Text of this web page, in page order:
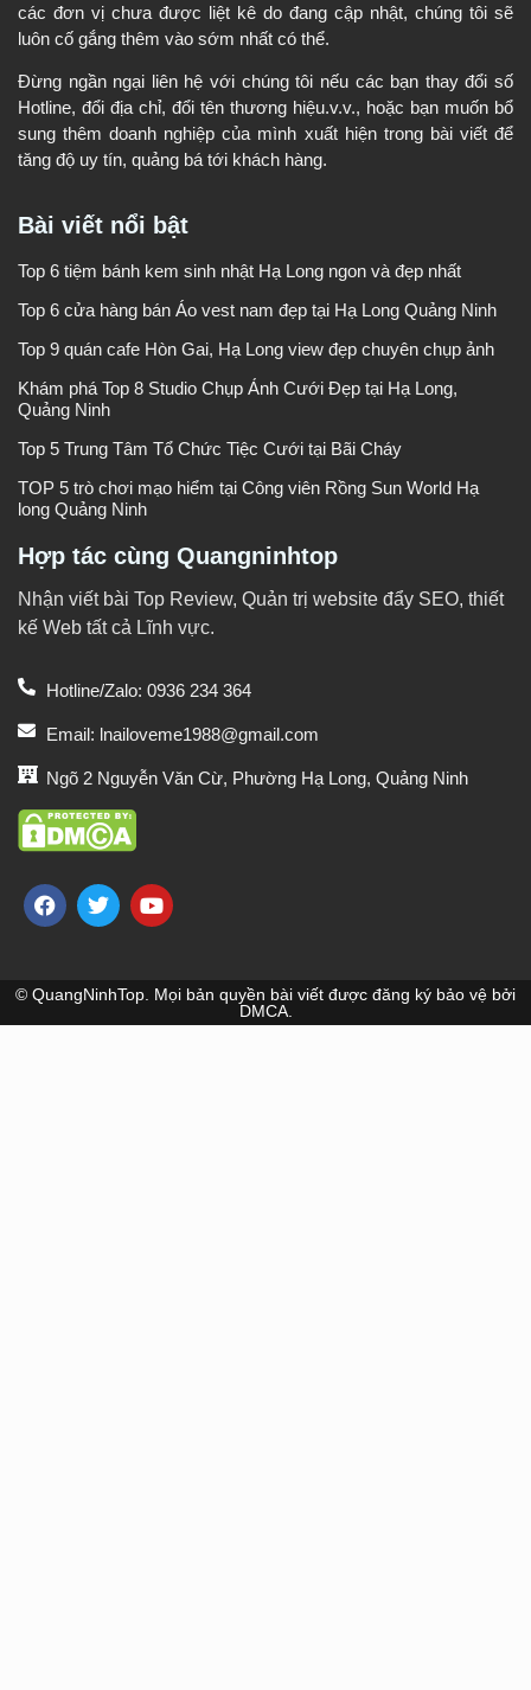
các đơn vị chưa được liệt kê do đang cập nhật, chúng tôi sẽ
luôn cố gắng thêm vào sớm nhất có thể.
Đừng ngần ngại liên hệ với chúng tôi nếu các bạn thay đổi số
Hotline, đổi địa chỉ, đổi tên thương hiệu.v.v., hoặc bạn muốn bổ
sung thêm doanh nghiệp của mình xuất hiện trong bài viết để
tăng độ uy tín, quảng bá tới khách hàng.
Bài viết nổi bật
Top 6 tiệm bánh kem sinh nhật Hạ Long ngon và đẹp nhất
Top 6 cửa hàng bán Áo vest nam đẹp tại Hạ Long Quảng Ninh
Top 9 quán cafe Hòn Gai, Hạ Long view đẹp chuyên chụp ảnh
Khám phá Top 8 Studio Chụp Ảnh Cưới Đẹp tại Hạ Long,
Quảng Ninh
Top 5 Trung Tâm Tổ Chức Tiệc Cưới tại Bãi Cháy
TOP 5 trò chơi mạo hiểm tại Công viên Rồng Sun World Hạ
long Quảng Ninh
Hợp tác cùng Quangninhtop
Nhận viết bài Top Review, Quản trị website đẩy SEO, thiết
kế Web tất cả Lĩnh vực.
Hotline/Zalo: 0936 234 364
Email: lnailoveme1988@gmail.com
Ngõ 2 Nguyễn Văn Cừ, Phường Hạ Long, Quảng Ninh
© QuangNinhTop. Mọi bản quyền bài viết được đăng ký bảo vệ bởi
DMCA.